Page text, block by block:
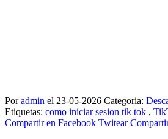
Poradmin el 23-05-2026 Categoria:
Etiquetas: como iniciar sesion tik tok ,
Compartiren Facebook Twitear